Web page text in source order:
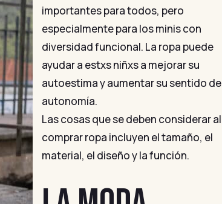
importantes para todos, pero
especialmente para los minis con
diversidad funcional. La ropa puede
ayudar a estxs niñxs a mejorar su
autoestima y aumentar su sentido de
autonomía.
Las cosas que se deben considerar al
comprar ropa incluyen el tamaño, el
material, el diseño y la función.